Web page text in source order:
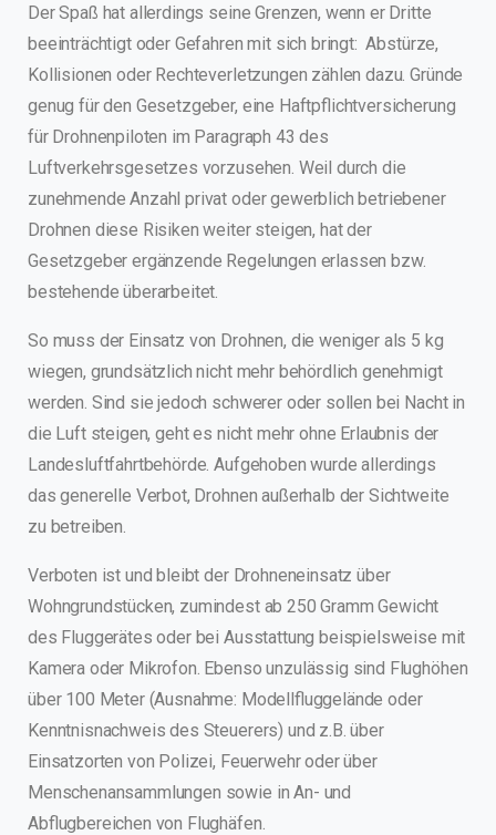
Der Spaß hat allerdings seine Grenzen, wenn er Dritte
beeinträchtigt oder Gefahren mit sich bringt: Abstürze,
Kollisionen oder Rechteverletzungen zählen dazu. Gründe
genug für den Gesetzgeber, eine Haftpflichtversicherung
für Drohnenpiloten im Paragraph 43 des
Luftverkehrsgesetzes vorzusehen. Weil durch die
zunehmende Anzahl privat oder gewerblich betriebener
Drohnen diese Risiken weiter steigen, hat der
Gesetzgeber ergänzende Regelungen erlassen bzw.
bestehende überarbeitet.
So muss der Einsatz von Drohnen, die weniger als 5 kg
wiegen, grundsätzlich nicht mehr behördlich genehmigt
werden. Sind sie jedoch schwerer oder sollen bei Nacht in
die Luft steigen, geht es nicht mehr ohne Erlaubnis der
Landesluftfahrtbehörde. Aufgehoben wurde allerdings
das generelle Verbot, Drohnen außerhalb der Sichtweite
zu betreiben.
Verboten ist und bleibt der Drohneneinsatz über
Wohngrundstücken, zumindest ab 250 Gramm Gewicht
des Fluggerätes oder bei Ausstattung beispielsweise mit
Kamera oder Mikrofon. Ebenso unzulässig sind Flughöhen
über 100 Meter (Ausnahme: Modellfluggelände oder
Kenntnisnachweis des Steuerers) und z.B. über
Einsatzorten von Polizei, Feuerwehr oder über
Menschenansammlungen sowie in An- und
Abflugbereichen von Flughäfen.